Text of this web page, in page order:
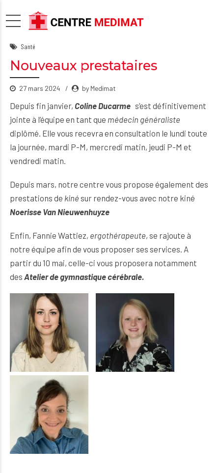
Santé
Nouveaux prestataires
27 mars 2024 by Medimat
Depuis fin janvier, Coline Ducarme s’est définitivement
jointe à l’équipe en tant que médecin généraliste
diplômé. Elle vous recevra en consultation le lundi toute
la journée, mardi P-M, mercredi matin, jeudi P-M et
vendredi matin.
Depuis mars, notre centre vous propose également des
prestations de kiné sur rendez-vous avec notre kiné
Noerisse Van Nieuwenhuyze
Enfin, Fannie Wattiez, ergothérapeute, se rajoute à
notre équipe afin de vous proposer ses services. A
partir du 10 mai, celle-ci vous proposera notamment
des Atelier de gymnastique cérébrale.